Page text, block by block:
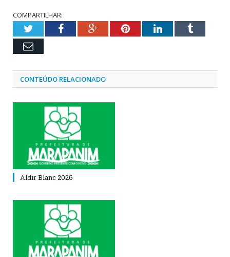
COMPARTILHAR:
TwitterFacebookGoogle+PinterestLinkedInTumblr
Email
CONTEÚDO RELACIONADO
Aldir Blanc 2026